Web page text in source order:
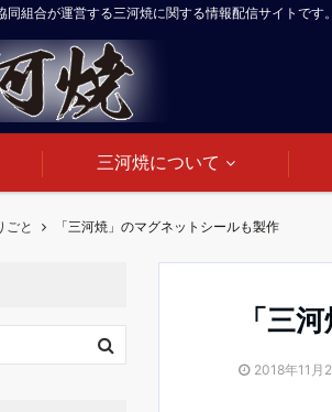
組合が運営する三河焼に関する情報配信サイトです。
三河焼について
ごと 「三河焼」のマグネットシールも製作
「三
2018年11月